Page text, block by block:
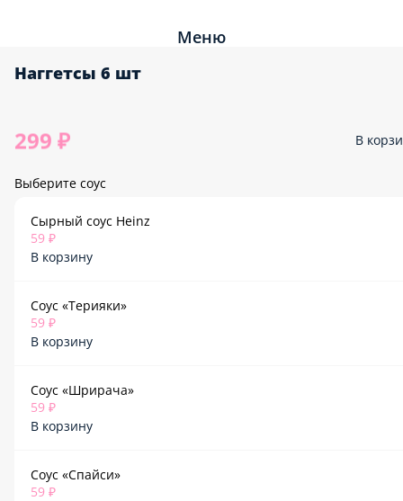
Меню
Наггетсы 6 шт
299 ₽ В
Выберите соус
Сырный соус Heinz
59 ₽
В корзину
Соус «Терияки»
59 ₽
В корзину
Соус «Шрирача»
59 ₽
В корзину
Соус «Спайси»
59 ₽